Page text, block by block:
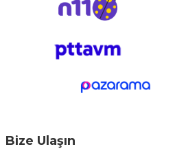
Bize Ulaşın